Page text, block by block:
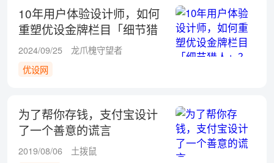
10年用户体验设计师，如何
重塑优设金牌栏目「细节猎
人」？
2024/09/25
龙爪槐守望者
优设网
为了帮你存钱，支付宝设计
了一个善意的谎言
2019/08/06
土拨鼠